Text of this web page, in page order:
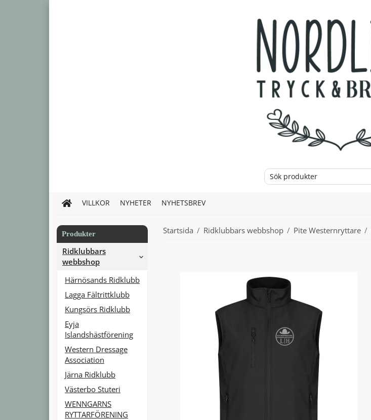
VILLKOR NYHETER NYHETSBREV
Produkter
Ridklubbars
webbshop
Härnösands Ridklubb
Lagga Fältrittklubb
Kungsörs Ridklubb
Eyja
Islandshästförening
Western Dressage
Association
Järna Ridklubb
Västerbo Stuteri
WENNGARNS
RYTTARFÖRENING
Startsida / Ridklubbars webbshop / Pite Westernryttare /